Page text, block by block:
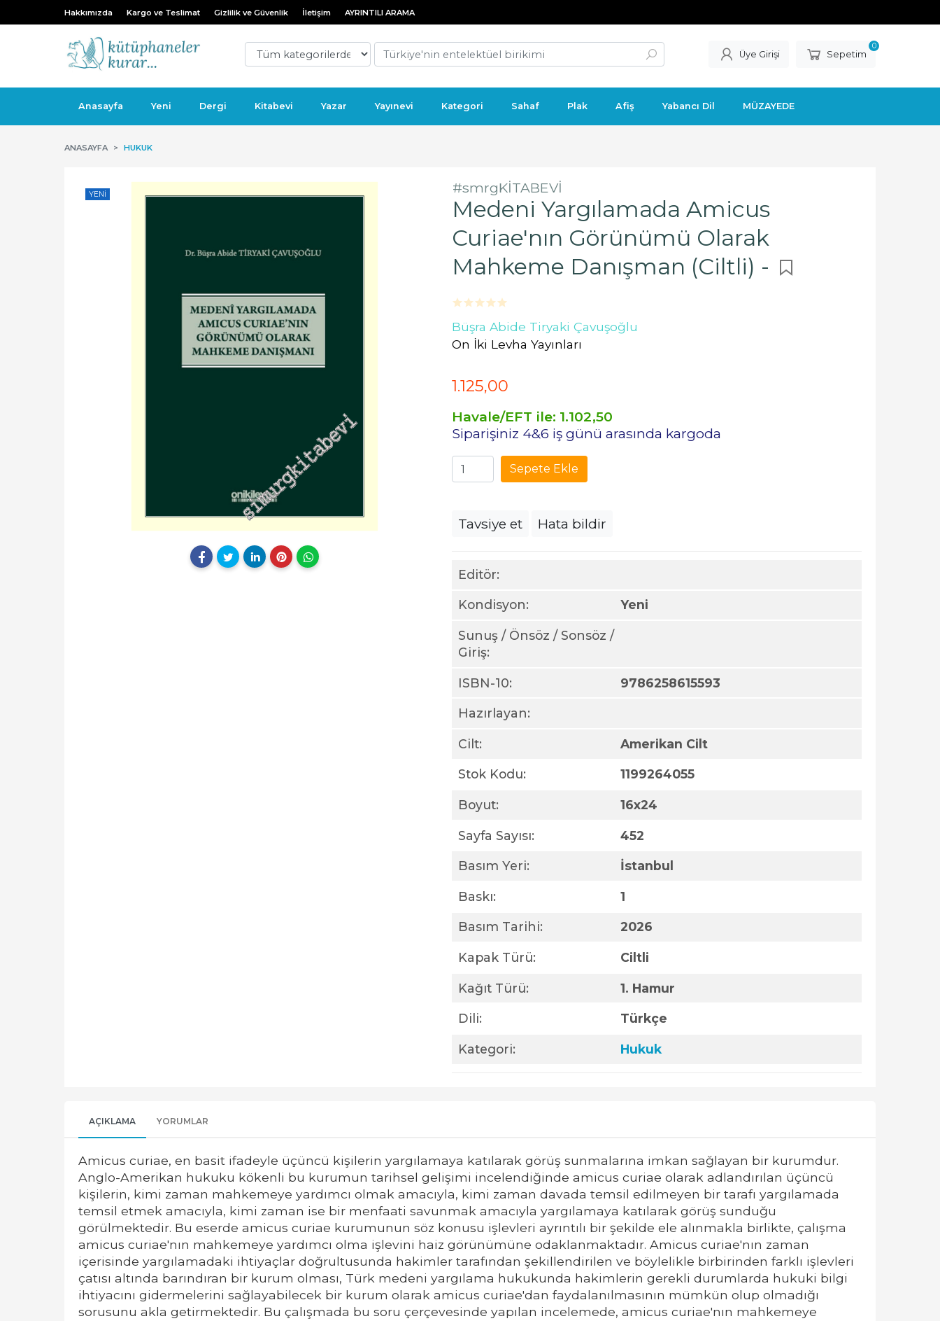
Hakkımızda Kargo ve Teslimat Gizlilik ve Güvenlik İletişim AYRINTILI ARAMA
Üye Girişi Sepetim
0
Anasayfa Yeni Dergi Kitabevi Yazar Yayınevi Kategori Sahaf Plak Afiş Yabancı Dil MÜZAYEDE
ANASAYFA HUKUK
YENI #smrgKİTABEVİ
Medeni Yargılamada Amicus
Curiae'nın Görünümü Olarak
Mahkeme Danışman (Ciltli) -
Büşra Abide Tiryaki Çavuşoğlu
On İki Levha Yayınları
Editör:
Kondisyon: Yeni
Sunuş / Önsöz / Sonsöz /
Giriş:
ISBN-10: 9786258615593
Hazırlayan:
Cilt: Amerikan Cilt
Stok Kodu: 1199264055
Boyut: 16x24
Sayfa Sayısı: 452
Basım Yeri: İstanbul
Baskı: 1
Basım Tarihi: 2026
Kapak Türü: Ciltli
Kağıt Türü: 1. Hamur
Dili: Türkçe
Kategori: Hukuk
1.125,00
Havale/EFT ile: 1.102,50
Siparişiniz 4&6 iş günü arasında kargoda
Sepete Ekle
Tavsiye et Hata bildir
AÇIKLAMA YORUMLAR
Amicus curiae, en basit ifadeyle üçüncü kişilerin yargılamaya katılarak görüş sunmalarına imkan sağlayan bir kurumdur.
Anglo-Amerikan hukuku kökenli bu kurumun tarihsel gelişimi incelendiğinde amicus curiae olarak adlandırılan üçüncü
kişilerin, kimi zaman mahkemeye yardımcı olmak amacıyla, kimi zaman davada temsil edilmeyen bir tarafı yargılamada
temsil etmek amacıyla, kimi zaman ise bir menfaati savunmak amacıyla yargılamaya katılarak görüş sunduğu
görülmektedir. Bu eserde amicus curiae kurumunun söz konusu işlevleri ayrıntılı bir şekilde ele alınmakla birlikte, çalışma
amicus curiae'nın mahkemeye yardımcı olma işlevini haiz görünümüne odaklanmaktadır. Amicus curiae'nın zaman
içerisinde yargılamadaki ihtiyaçlar doğrultusunda hakimler tarafından şekillendirilen ve böylelikle birbirinden farklı işlevleri
çatısı altında barındıran bir kurum olması, Türk medeni yargılama hukukunda hakimlerin gerekli durumlarda hukuki bilgi
ihtiyacını gidermelerini sağlayabilecek bir kurum olarak amicus curiae'dan faydalanılmasının mümkün olup olmadığı
sorusunu akla getirmektedir. Bu çalışmada bu soru çerçevesinde yapılan incelemede, amicus curiae'nın mahkemeye